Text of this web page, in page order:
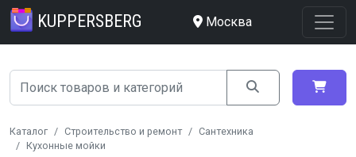
KUPPERSBERG Москва
Каталог Строительство и ремонт
Сантехника
Кухонные мойки